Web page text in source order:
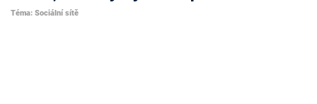
Téma: Sociální sítě